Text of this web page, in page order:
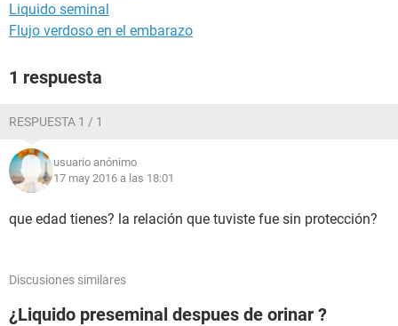
Liquido seminal
Flujo verdoso en el embarazo
1 respuesta
RESPUESTA 1 / 1
usuario anónimo
17 may 2016 a las 18:01
que edad tienes? la relación que tuviste fue sin protección?
Discusiones similares
¿Liquido preseminal despues de orinar ?